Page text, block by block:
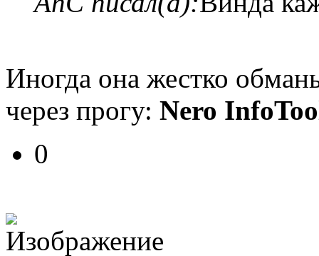
Иногда она жестко
через прогу: Nero
0